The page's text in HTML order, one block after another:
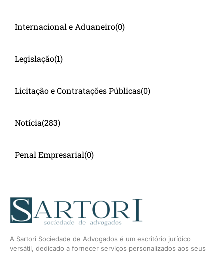
Internacional e Aduaneiro(0)
Legislação(1)
Licitação e Contratações Públicas(0)
Notícia(283)
Penal Empresarial(0)
A Sartori Sociedade de Advogados é um escritório jurídico
versátil, dedicado a fornecer serviços personalizados aos seus